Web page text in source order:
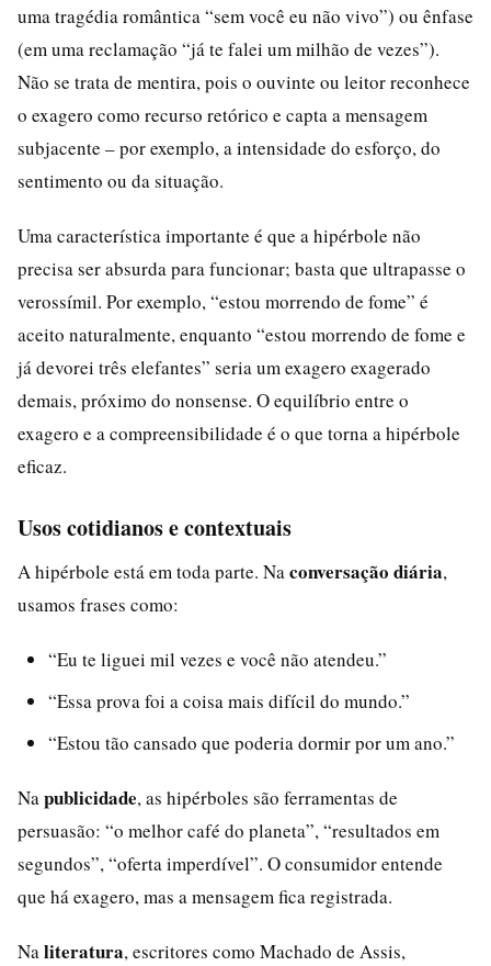
uma tragédia romântica “sem você eu não vivo”) ou ênfase
(em uma reclamação “já te falei um milhão de vezes”).
Não se trata de mentira, pois o ouvinte ou leitor reconhece
o exagero como recurso retórico e capta a mensagem
subjacente – por exemplo, a intensidade do esforço, do
sentimento ou da situação.
Uma característica importante é que a hipérbole não
precisa ser absurda para funcionar; basta que ultrapasse o
verossímil. Por exemplo, “estou morrendo de fome” é
aceito naturalmente, enquanto “estou morrendo de fome e
já devorei três elefantes” seria um exagero exagerado
demais, próximo do nonsense. O equilíbrio entre o
exagero e a compreensibilidade é o que torna a hipérbole
eficaz.
Usos cotidianos e contextuais
A hipérbole está em toda parte. Na conversação diária,
usamos frases como:
“Eu te liguei mil vezes e você não atendeu.”
“Essa prova foi a coisa mais difícil do mundo.”
“Estou tão cansado que poderia dormir por um ano.”
Na publicidade, as hipérboles são ferramentas de
persuasão: “o melhor café do planeta”, “resultados em
segundos”, “oferta imperdível”. O consumidor entende
que há exagero, mas a mensagem fica registrada.
Na literatura, escritores como Machado de Assis,